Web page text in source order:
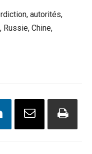
autorités,
Chine,